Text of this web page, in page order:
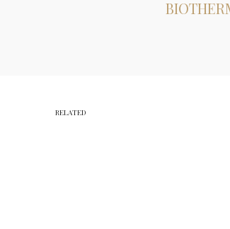
RELATED